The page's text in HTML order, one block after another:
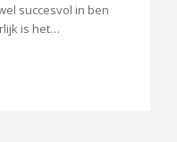
succesvol in ben
is het…